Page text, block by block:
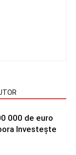
000 de euro
Investește